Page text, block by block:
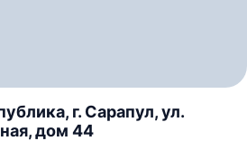
г. Сарапул, ул.
дом 44